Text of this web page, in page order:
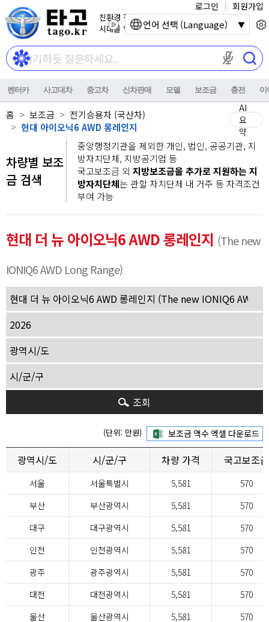
친환경 전기자동차
시대를 열어갑니다.
마이크 권한이
로그인 회원가입
렌터카 사고대차 중고차 신차판매 모델 보조금 충전 이
홈 보조금
전기승용차 (국산차)
현대 아이오닉6 AWD 롱레인지
AI
요
약
차량별 보조
금 검색
중앙행정기관을 제외한 개인, 법인, 공공기관, 지
방자치단체, 지방공기업 등
국고보조금 외 지방보조금을 추가로 지원하는 지
방자치단체는 관할 자치단체 내 거주 등 자격조건
부여 가능
현대 더 뉴 아이오닉6 AWD 롱레인지 (The new
IONIQ6 AWD Long Range)
조회
(단위: 만원)
광역시/도 시/군/구 차량 가격 국고보조금
서울 서울특별시 5,581
570
부산
부산광역시 5,581
570
대구
대구광역시 5,581
570
인천
인천광역시 5,581
570
광주
광주광역시 5,581
570
대전
대전광역시 5,581
570
울산
울산광역시 5,581
570
언어 선택 (Language)